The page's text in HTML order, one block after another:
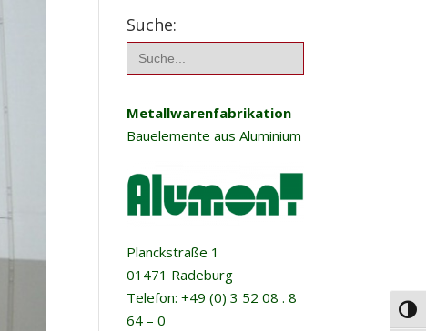
Suche:
Search
for:
Metallwarenfabrikation
Bauelemente aus Aluminium
Planckstraße 1
01471 Radeburg
Telefon: +49 (0) 3 52 08 . 8
64 – 0